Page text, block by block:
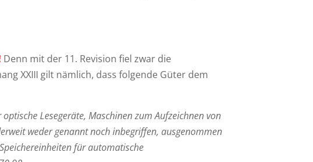
Denn mit der 11. Revision fiel zwar die
XXIII gilt nämlich, dass folgende Güter dem
Lesegeräte, Maschinen zum Aufzeichnen von
weder genannt noch inbegriffen, ausgenommen
für automatische